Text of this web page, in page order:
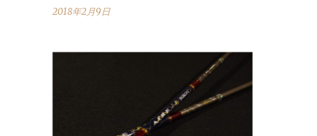
2018年2月9日